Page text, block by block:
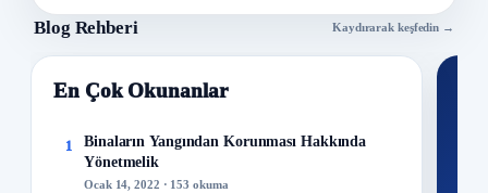
gelişmenin ardından siyanürün ne olduğu
merak edilid. Peki, Siyanür nedir, ne için
etkileri nelerdir?
Blog Rehberi Kaydırarak keşfedin →
En Çok Okunanlar
1
Binaların Yangından Korunması Hakkında
Yönetmelik
Ocak 14, 2022 · 153 okuma